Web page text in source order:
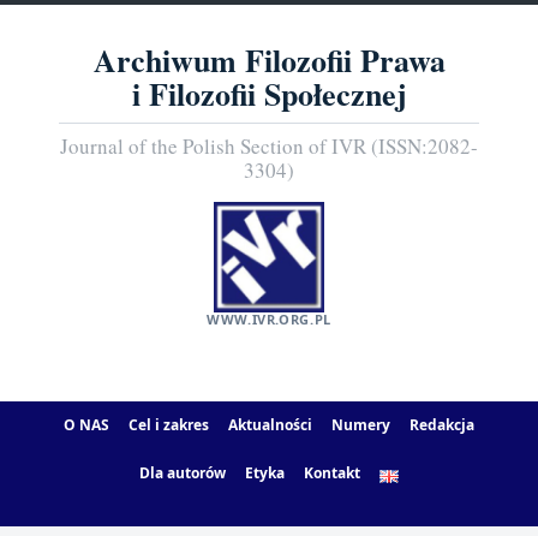
Archiwum Filozofii Prawa
i Filozofii Społecznej
Journal of the Polish Section of IVR (ISSN:2082-
3304)
WWW.IVR.ORG.PL
O NAS Cel i zakres Aktualności Numery Redakcja
Dla autorów Etyka Kontakt